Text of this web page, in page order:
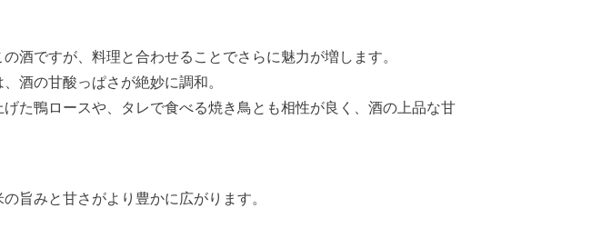
酒ですが、料理と合わせることでさらに魅力が増します。
酒の甘酸っぱさが絶妙に調和。
た鴨ロースや、タレで食べる焼き鳥とも相性が良く、酒の上品な甘
旨みと甘さがより豊かに広がります。